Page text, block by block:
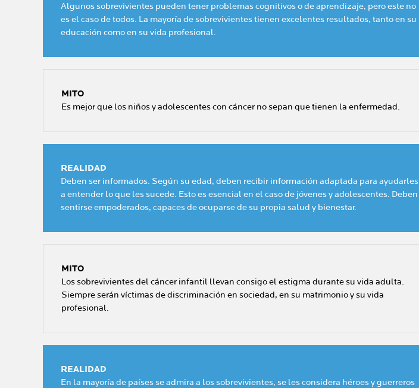
Algunos sobrevivientes pueden tener problemas cognitivos o de aprendizaje, pero este no
es el caso de todos. La mayoría de sobrevivientes tienen excelentes resultados, tanto en su
educación como en su vida profesional.
MITO
Es mejor que los niños y adolescentes con cáncer no sepan que tienen la enfermedad.
REALIDAD
Deben ser informados. Según su edad, deben recibir información adaptada para ayudarles
a entender lo que les sucede. Esto es esencial en el caso de jóvenes y adolescentes. Deben
sentirse empoderados, capaces de ocuparse de su propia salud y bienestar.
MITO
Los sobrevivientes del cáncer infantil llevan consigo el estigma durante su vida adulta.
Siempre serán víctimas de discriminación en sociedad, en su matrimonio y su vida
profesional.
REALIDAD
En la mayoría de países se admira a los sobrevivientes, se les considera héroes y guerreros